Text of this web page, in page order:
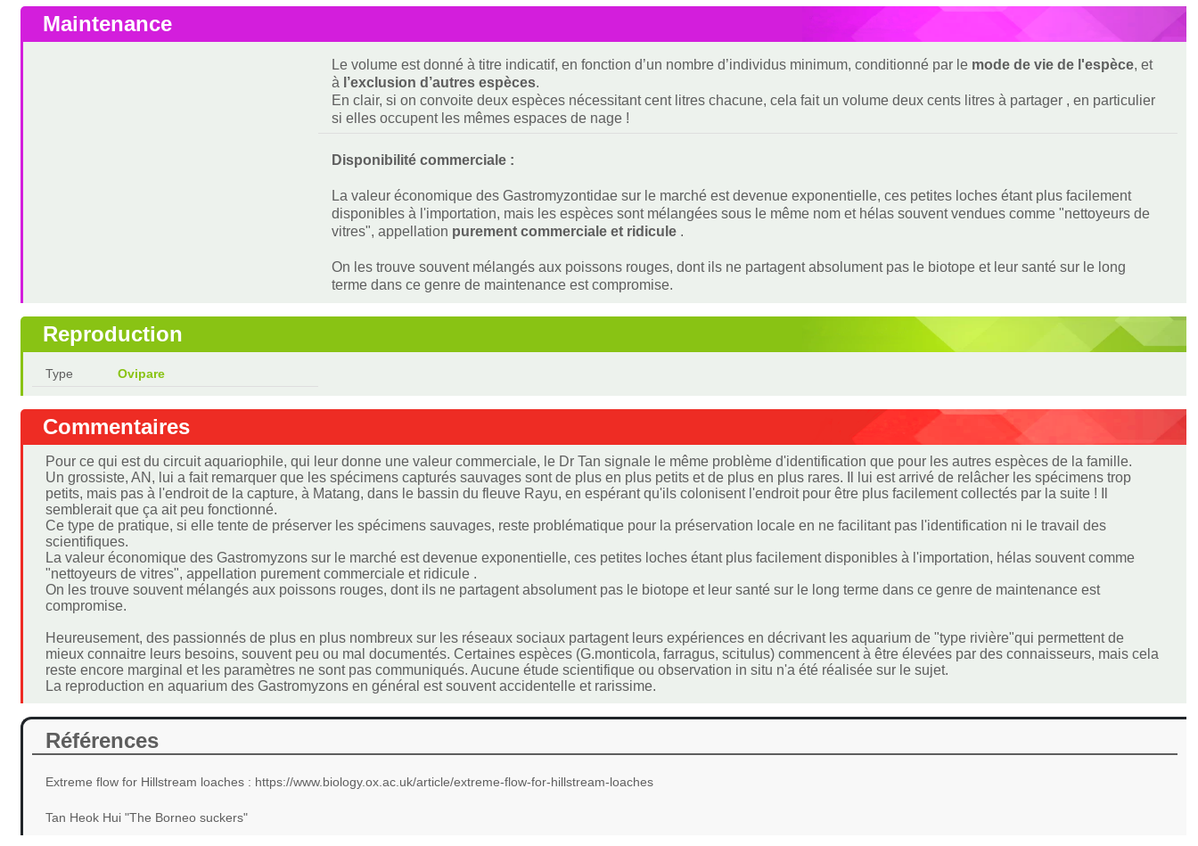
Maintenance
Le volume est donné à titre indicatif, en fonction d’un nombre d’individus minimum, conditionné par le mode de vie de l'espèce, et
à l’exclusion d’autres espèces.
En clair, si on convoite deux espèces nécessitant cent litres chacune, cela fait un volume deux cents litres à partager , en particulier
si elles occupent les mêmes espaces de nage !
Disponibilité commerciale :
La valeur économique des Gastromyzontidae sur le marché est devenue exponentielle, ces petites loches étant plus facilement
disponibles à l'importation, mais les espèces sont mélangées sous le même nom et hélas souvent vendues comme "nettoyeurs de
vitres", appellation purement commerciale et ridicule .
On les trouve souvent mélangés aux poissons rouges, dont ils ne partagent absolument pas le biotope et leur santé sur le long
terme dans ce genre de maintenance est compromise.
Reproduction
Type Ovipare
Commentaires
Pour ce qui est du circuit aquariophile, qui leur donne une valeur commerciale, le Dr Tan signale le même problème d'identification que pour les autres espèces de la famille.
Un grossiste, AN, lui a fait remarquer que les spécimens capturés sauvages sont de plus en plus petits et de plus en plus rares. Il lui est arrivé de relâcher les spécimens trop
petits, mais pas à l'endroit de la capture, à Matang, dans le bassin du fleuve Rayu, en espérant qu'ils colonisent l'endroit pour être plus facilement collectés par la suite ! Il
semblerait que ça ait peu fonctionné.
Ce type de pratique, si elle tente de préserver les spécimens sauvages, reste problématique pour la préservation locale en ne facilitant pas l'identification ni le travail des
scientifiques.
La valeur économique des Gastromyzons sur le marché est devenue exponentielle, ces petites loches étant plus facilement disponibles à l'importation, hélas souvent comme
"nettoyeurs de vitres", appellation purement commerciale et ridicule .
On les trouve souvent mélangés aux poissons rouges, dont ils ne partagent absolument pas le biotope et leur santé sur le long terme dans ce genre de maintenance est
compromise.
Heureusement, des passionnés de plus en plus nombreux sur les réseaux sociaux partagent leurs expériences en décrivant les aquarium de "type rivière"qui permettent de
mieux connaitre leurs besoins, souvent peu ou mal documentés. Certaines espèces (G.monticola, farragus, scitulus) commencent à être élevées par des connaisseurs, mais cela
reste encore marginal et les paramètres ne sont pas communiqués. Aucune étude scientifique ou observation in situ n'a été réalisée sur le sujet.
La reproduction en aquarium des Gastromyzons en général est souvent accidentelle et rarissime.
Références
Extreme flow for Hillstream loaches : https://www.biology.ox.ac.uk/article/extreme-flow-for-hillstream-loaches
Tan Heok Hui "The Borneo suckers"